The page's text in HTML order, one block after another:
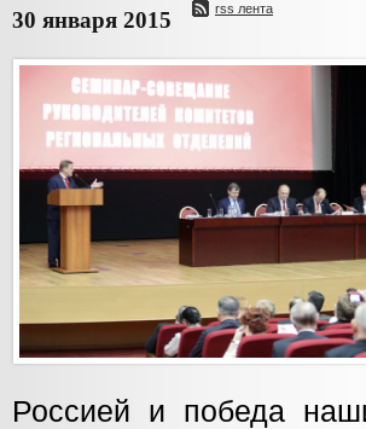
30 января 2015 rss лента
Россией и победа